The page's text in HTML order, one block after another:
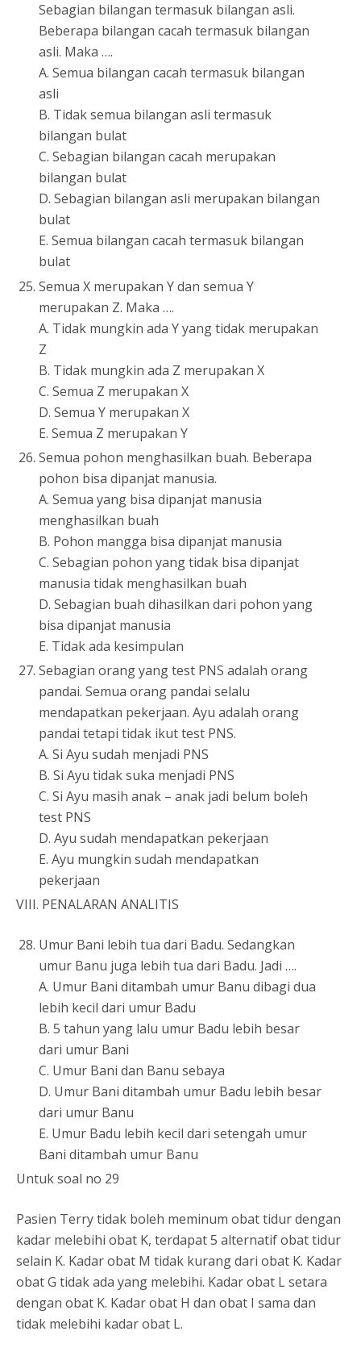
Sebagian bilangan termasuk bilangan asli.
Beberapa bilangan cacah termasuk bilangan
asli. Maka ….
A. Semua bilangan cacah termasuk bilangan
asli
B. Tidak semua bilangan asli termasuk
bilangan bulat
C. Sebagian bilangan cacah merupakan
bilangan bulat
D. Sebagian bilangan asli merupakan bilangan
bulat
E. Semua bilangan cacah termasuk bilangan
bulat
Semua X merupakan Y dan semua Y
merupakan Z. Maka ….
A. Tidak mungkin ada Y yang tidak merupakan
Z
B. Tidak mungkin ada Z merupakan X
C. Semua Z merupakan X
D. Semua Y merupakan X
E. Semua Z merupakan Y
Semua pohon menghasilkan buah. Beberapa
pohon bisa dipanjat manusia.
A. Semua yang bisa dipanjat manusia
menghasilkan buah
B. Pohon mangga bisa dipanjat manusia
C. Sebagian pohon yang tidak bisa dipanjat
manusia tidak menghasilkan buah
D. Sebagian buah dihasilkan dari pohon yang
bisa dipanjat manusia
E. Tidak ada kesimpulan
Sebagian orang yang test PNS adalah orang
pandai. Semua orang pandai selalu
mendapatkan pekerjaan. Ayu adalah orang
pandai tetapi tidak ikut test PNS.
A. Si Ayu sudah menjadi PNS
B. Si Ayu tidak suka menjadi PNS
C. Si Ayu masih anak – anak jadi belum boleh
test PNS
D. Ayu sudah mendapatkan pekerjaan
E. Ayu mungkin sudah mendapatkan
pekerjaan
VIII. PENALARAN ANALITIS
Umur Bani lebih tua dari Badu. Sedangkan
umur Banu juga lebih tua dari Badu. Jadi ….
A. Umur Bani ditambah umur Banu dibagi dua
lebih kecil dari umur Badu
B. 5 tahun yang lalu umur Badu lebih besar
dari umur Bani
C. Umur Bani dan Banu sebaya
D. Umur Bani ditambah umur Badu lebih besar
dari umur Banu
E. Umur Badu lebih kecil dari setengah umur
Bani ditambah umur Banu
Untuk soal no 29
Pasien Terry tidak boleh meminum obat tidur dengan
kadar melebihi obat K, terdapat 5 alternatif obat tidur
selain K. Kadar obat M tidak kurang dari obat K. Kadar
obat G tidak ada yang melebihi. Kadar obat L setara
dengan obat K. Kadar obat H dan obat I sama dan
tidak melebihi kadar obat L.